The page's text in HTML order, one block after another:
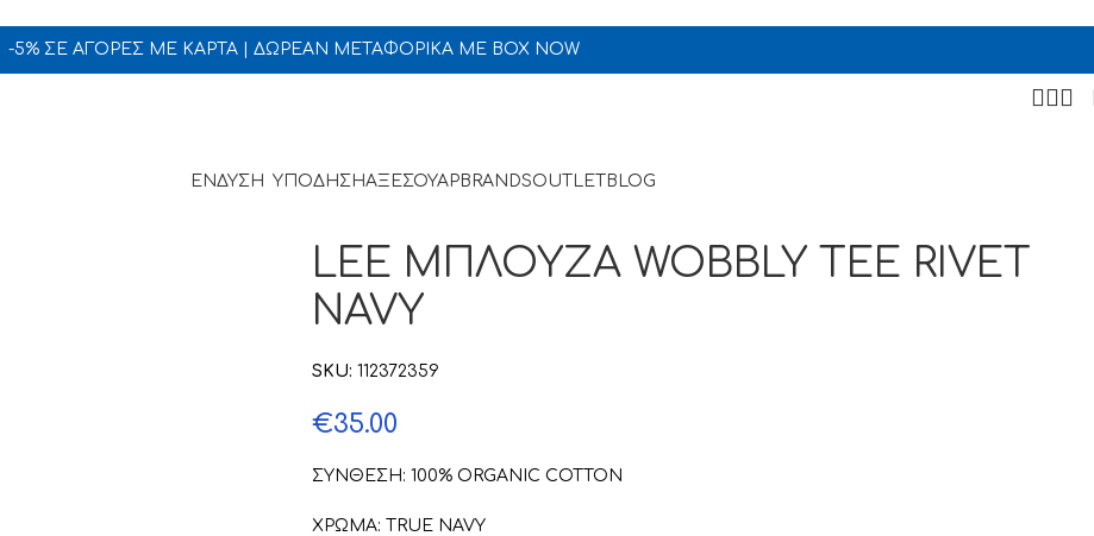
-5% ΣΕ ΑΓΟΡΕΣ ΜΕ ΚΑΡΤΑ | ΔΩΡΕΑΝ ΜΕΤΑΦΟΡΙΚΑ ΜΕ BOX NOW
ΕΝΔΥΣΗ ΥΠΟΔΗΣΗΑΞΕΣΟΥΑΡ BRANDSOUTLET BLOG
LEE ΜΠΛΟΥΖΑ WOBBLY TEE RIVET
NAVY
SKU: 112372359
€35.00
ΣΥΝΘΕΣΗ: 100% ORGANIC COTTON
ΧΡΩΜΑ: TRUE NAVY